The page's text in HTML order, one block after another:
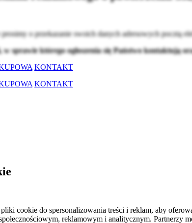
o przekazanie swoich danych adresowych pocztą
sprawie którego ogłoszenia się Państwo kontaktują
KONTAKT
KONTAKT
cookie do spersonalizowania treści i reklam, aby
reklamowym i analitycznym.